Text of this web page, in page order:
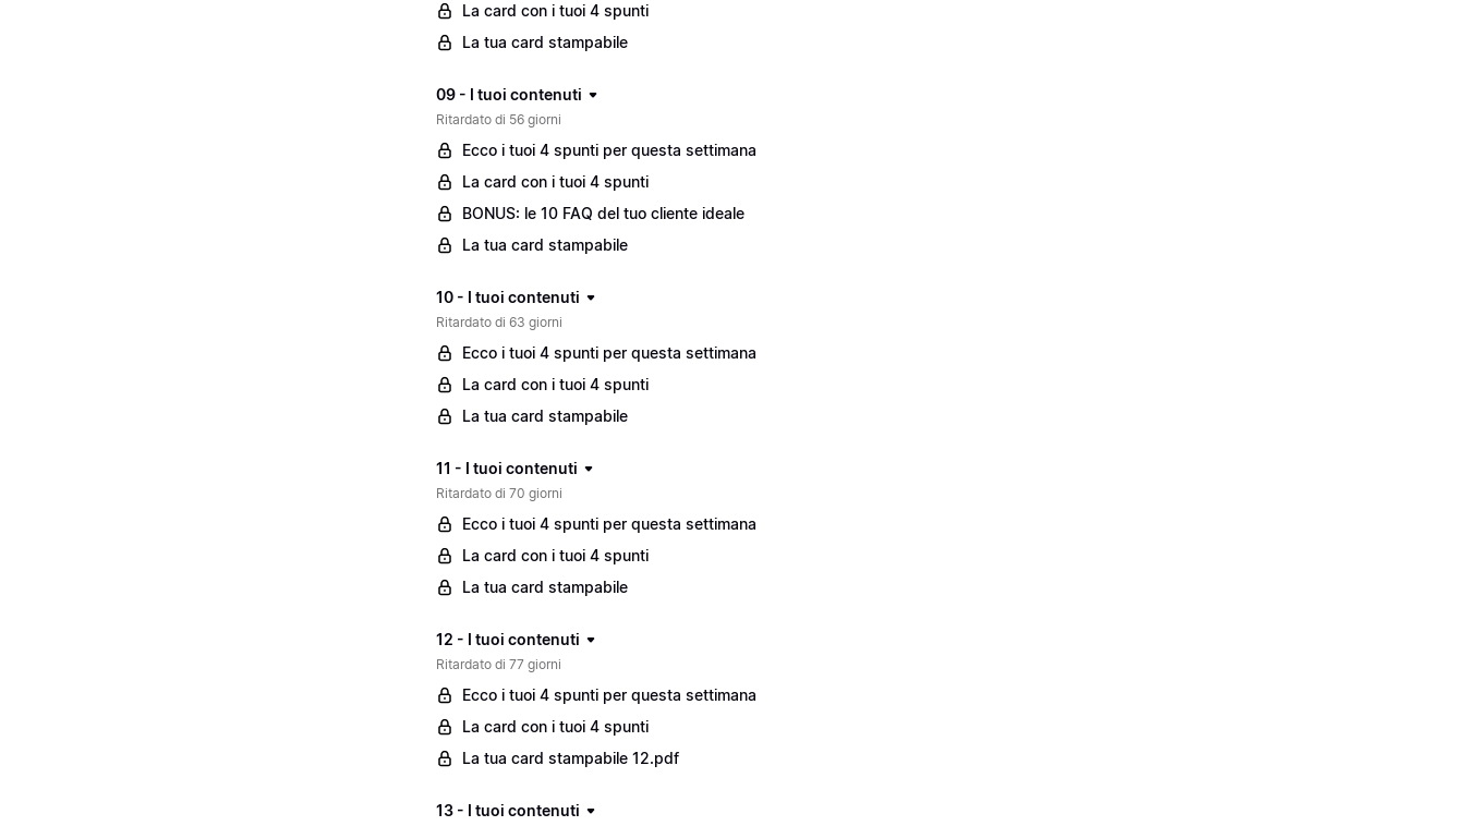
La card con i tuoi 4 spunti
La tua card stampabile
09 - I tuoi contenuti
Ritardato di 56 giorni
Ecco i tuoi 4 spunti per questa settimana
La card con i tuoi 4 spunti
BONUS: le 10 FAQ del tuo cliente ideale
La tua card stampabile
10 - I tuoi contenuti
Ritardato di 63 giorni
Ecco i tuoi 4 spunti per questa settimana
La card con i tuoi 4 spunti
La tua card stampabile
11 - I tuoi contenuti
Ritardato di 70 giorni
Ecco i tuoi 4 spunti per questa settimana
La card con i tuoi 4 spunti
La tua card stampabile
12 - I tuoi contenuti
Ritardato di 77 giorni
Ecco i tuoi 4 spunti per questa settimana
La card con i tuoi 4 spunti
La tua card stampabile 12.pdf
13 - I tuoi contenuti